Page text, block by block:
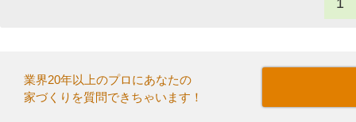
1
業界20年以上のプロにあなたの
家づくりを質問できちゃいます！